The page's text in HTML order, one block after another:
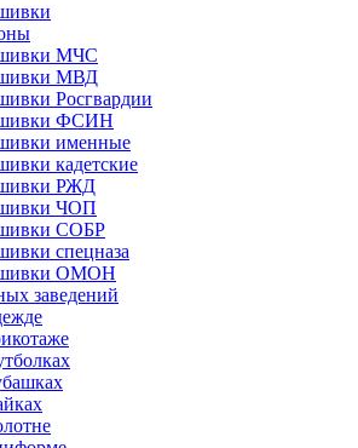
МЧС
МВД
Росгвардии
ФСИН
именные
кадетские
РЖД
ЧОП
СОБР
спецназа
ОМОН
заведений